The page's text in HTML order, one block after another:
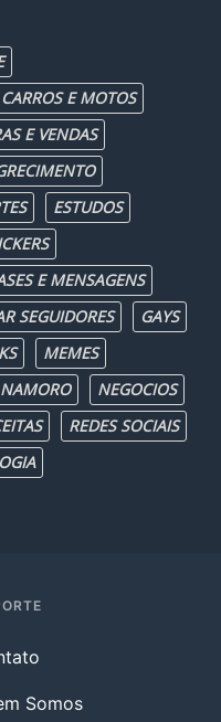
CARROS E MOTOS
E VENDAS
ESTUDOS
E MENSAGENS
SEGUIDORES
GAYS
MEMES
NAMORO
NEGOCIOS
REDES SOCIAIS
Somos